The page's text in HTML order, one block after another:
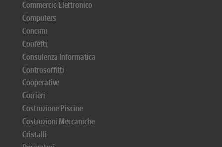
Commercio Elettronico
Computers
Concimi
Confetti
Consulenza Informatica
Controsoffitti
Cooperative
Corrieri
Costruzione Piscine
Costruzioni Meccaniche
Cristalli